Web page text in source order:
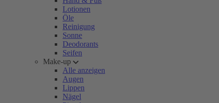
Lotionen
Öle
Reinigung
Sonne
Deodorants
Seifen
Make-up
Alle anzeigen
Augen
Lippen
Nägel